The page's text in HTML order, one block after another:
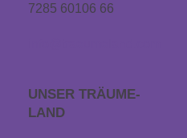
7285 60106 66
UNSER TRÄUME­
LAND